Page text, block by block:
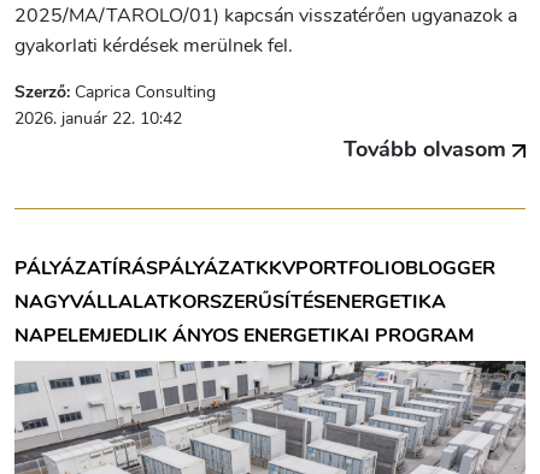
2025/MA/TAROLO/01) kapcsán visszatérően ugyanazok a
gyakorlati kérdések merülnek fel.
Szerző: Caprica Consulting
2026. január 22. 10:42
Tovább olvasom
PÁLYÁZATÍRÁSPÁLYÁZATKKVPORTFOLIOBLOGGER
NAGYVÁLLALATKORSZERŰSÍTÉSENERGETIKA
NAPELEMJEDLIK ÁNYOS ENERGETIKAI PROGRAM